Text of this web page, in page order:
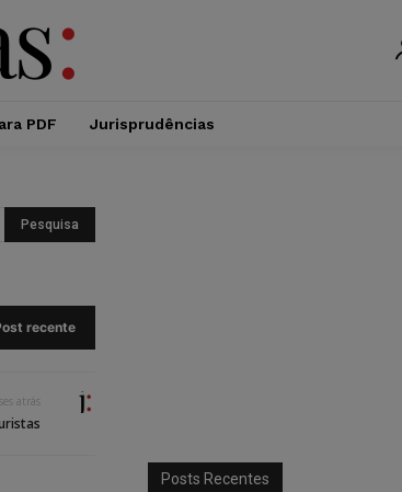
PDF Jurisprudências
recente
atrás
Posts Recentes